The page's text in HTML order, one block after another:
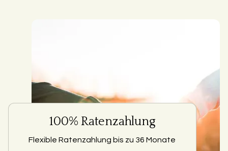
100% Ratenzahlung
Flexible Ratenzahlung bis zu 36 Monate